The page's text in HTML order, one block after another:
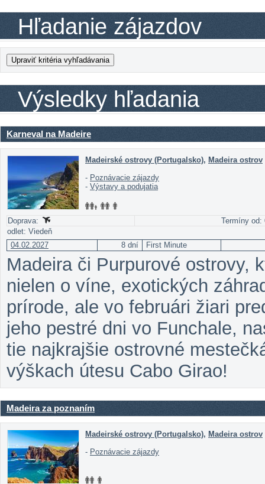
Hľadanie zájazdov
Výsledky hľadania
Karneval na Madeire
Madeirské ostrovy (Portugalsko), Madeira ostrov
- Poznávacie zájazdy
- Výstavy a podujatia
Doprava:
Termíny od:
odlet: Viedeň
04.02.2027
8 dní First Minute
Madeira či Purpurové ostrovy,
nielen o víne, exotických
prírode, ale vo februári žiari
jeho pestré dni vo Funchale,
tie najkrajšie ostrovné
výškach útesu Cabo Girao!
Madeira za poznaním
Madeirské ostrovy (Portugalsko), Madeira ostrov
- Poznávacie zájazdy